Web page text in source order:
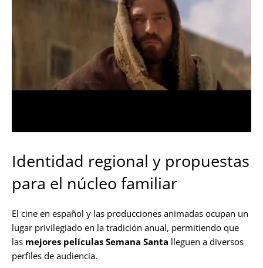
Identidad regional y propuestas
para el núcleo familiar
El cine en español y las producciones animadas ocupan un
lugar privilegiado en la tradición anual, permitiendo que
las mejores películas Semana Santa lleguen a diversos
perfiles de audiencia.